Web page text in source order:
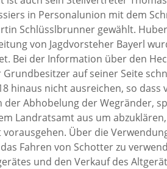
in Personalunion mit dem
Schlüsslbrunner gewählt.
von Jagdvorsteher Bayerl
Bei der Information über den
auf seiner Seite
hinaus nicht ausreichen, so dass
Abhobelung der Wegränder,
Landratsamt aus um
Über die
Fahren von Schotter zu
und den Verkauf des